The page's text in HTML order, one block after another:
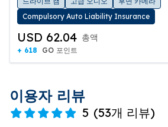
Compulsory Auto Liability Insurance
USD 62.04 총액
+ 618 GO 포인트
이용자 리뷰
5 (53개 리뷰)